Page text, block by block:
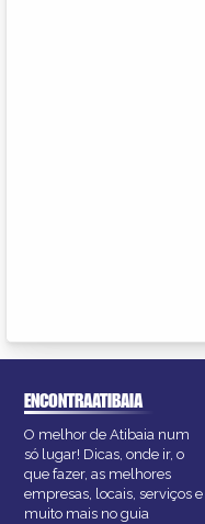
ENCONTRAATIBAIA
O melhor de Atibaia num
só lugar! Dicas, onde ir, o
que fazer, as melhores
empresas, locais, serviços e
muito mais no guia